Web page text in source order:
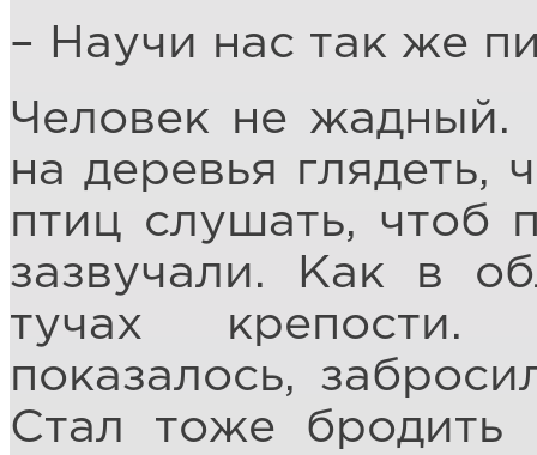
– Научи нас так же
Человек не жадный.
на деревья глядеть,
птиц слушать, чтоб
зазвучали. Как в
тучах
показалось,
Стал тоже бродить